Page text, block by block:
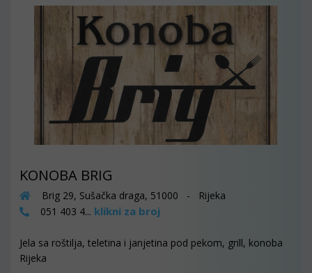
KONOBA BRIG
Brig 29, Sušačka draga, 51000 - Rijeka
051 403 4... klikni za broj
Jela sa roštilja, teletina i janjetina pod pekom, grill, konoba
Rijeka